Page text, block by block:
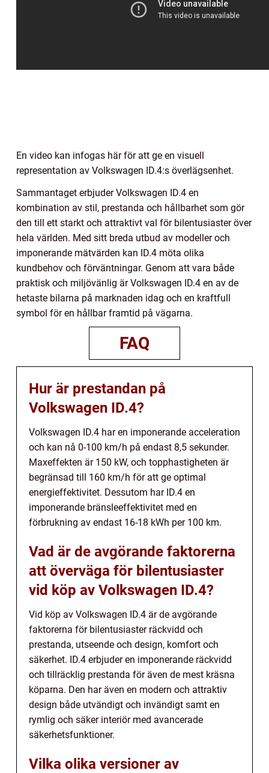
En video kan infogas här för att ge en visuell
representation av Volkswagen ID.4:s överlägsenhet.
Sammantaget erbjuder Volkswagen ID.4 en
kombination av stil, prestanda och hållbarhet som gör
den till ett starkt och attraktivt val för bilentusiaster över
hela världen. Med sitt breda utbud av modeller och
imponerande mätvärden kan ID.4 möta olika
kundbehov och förväntningar. Genom att vara både
praktisk och miljövänlig är Volkswagen ID.4 en av de
hetaste bilarna på marknaden idag och en kraftfull
symbol för en hållbar framtid på vägarna.
FAQ
Hur är prestandan på
Volkswagen ID.4?
Volkswagen ID.4 har en imponerande acceleration
och kan nå 0-100 km/h på endast 8,5 sekunder.
Maxeffekten är 150 kW, och topphastigheten är
begränsad till 160 km/h för att ge optimal
energieffektivitet. Dessutom har ID.4 en
imponerande bränsleeffektivitet med en
förbrukning av endast 16-18 kWh per 100 km.
Vad är de avgörande faktorerna
att överväga för bilentusiaster
vid köp av Volkswagen ID.4?
Vid köp av Volkswagen ID.4 är de avgörande
faktorerna för bilentusiaster räckvidd och
prestanda, utseende och design, komfort och
säkerhet. ID.4 erbjuder en imponerande räckvidd
och tillräcklig prestanda för även de mest kräsna
köparna. Den har även en modern och attraktiv
design både utvändigt och invändigt samt en
rymlig och säker interiör med avancerade
säkerhetsfunktioner.
Vilka olika versioner av